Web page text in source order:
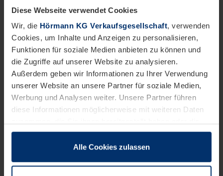
Diese Webseite verwendet Cookies
Wir, die Hörmann KG Verkaufsgesellschaft, verwenden
Cookies, um Inhalte und Anzeigen zu personalisieren,
Funktionen für soziale Medien anbieten zu können und
die Zugriffe auf unserer Website zu analysieren.
Außerdem geben wir Informationen zu Ihrer Verwendung
unserer Website an unsere Partner für soziale Medien,
Werbung und Analysen weiter. Unsere Partner führen
diese Informationen möglicherweise mit weiteren Daten
sie im Rahmen Ihrer Nutzung der Dienste gesammelt
wenn diese für den Betrieb dieser Seite unbedingt
Alle Cookies zulassen